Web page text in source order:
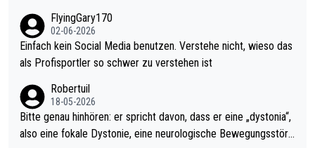
el hat.
s Leben in den Griff kriegen. Nur eins wundert mich: Luke Little
r war doch neulich erst derjenige, der über Social Media GvV p
rovoziert hat. Und Littlers Mutter schießt öfters mal gegen Ric
FlyingGary170
02-06-2026
Einfach kein Social Media benutzen. Verstehe nicht, wieso das
als Profisportler so schwer zu verstehen ist
Robertuil
18-05-2026
Bitte genau hinhören: er spricht davon, dass er eine „dystonia“,
also eine fokale Dystonie, eine neurologische Bewegungsstöru